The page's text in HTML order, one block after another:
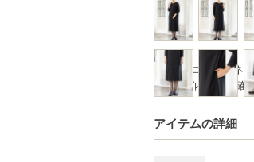
※写真はコーディネ
★SET内容をご確
アイテムの詳細